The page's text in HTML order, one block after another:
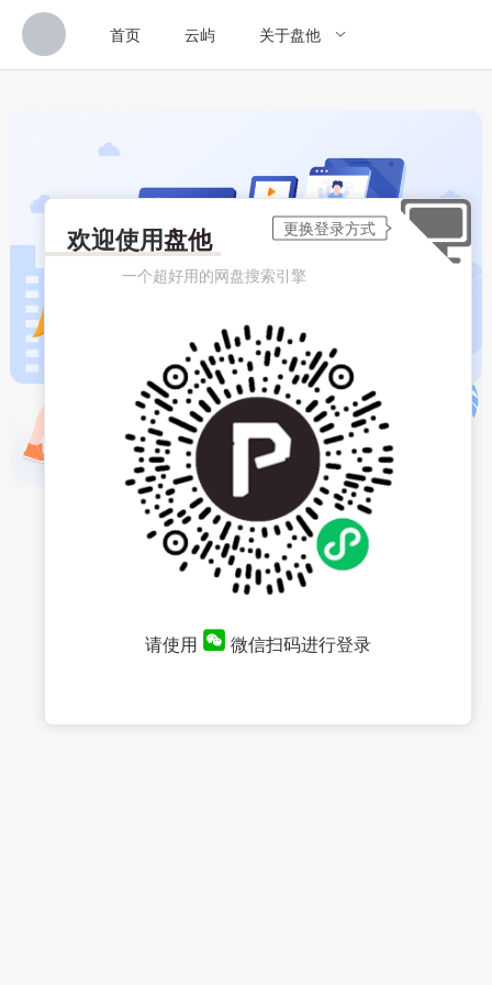
首页 云屿 关于盘他
欢迎使用盘他
一个超好用的网盘搜索引擎
请使用 微信扫码进行登录